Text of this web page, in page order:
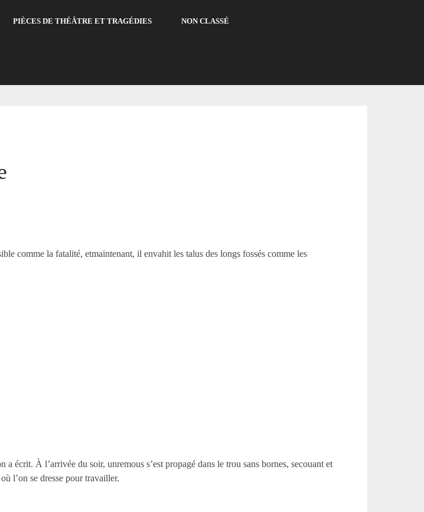
PIÈCES DE THÉÂTRE ET TRAGÉDIES NON CLASSÉ
comme la fatalité, etmaintenant, il envahit les talus des longs fossés comme les
écrit. À l’arrivée du soir, unremous s’est propagé dans le trou sans bornes, secouant et
l’on se dresse pour travailler.